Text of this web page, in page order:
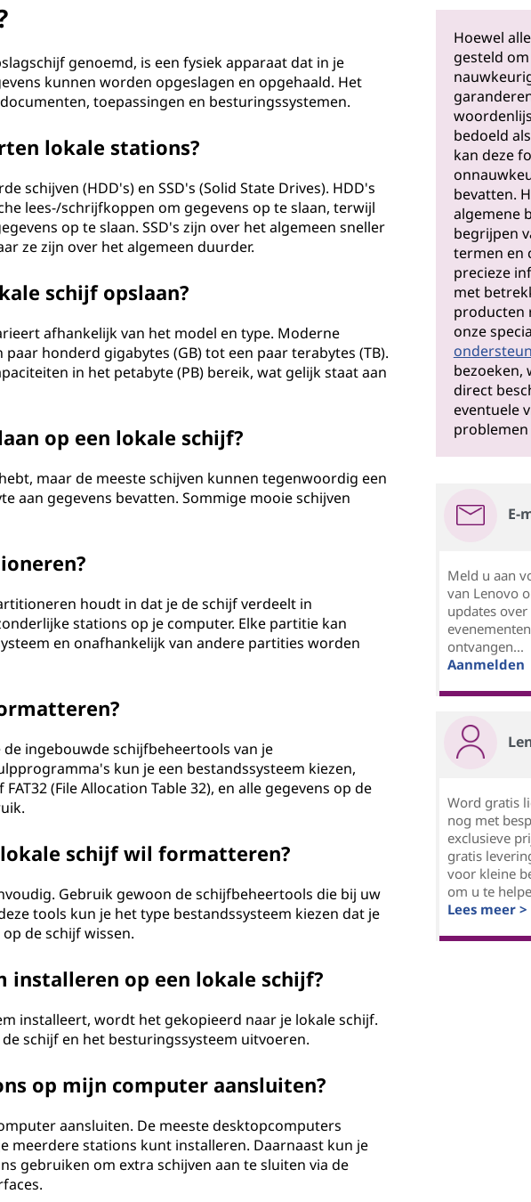
genoemd, is een fysiek apparaat dat in je
kunnen worden opgeslagen en opgehaald. Het
toepassingen en besturingssystemen.
lokale stations?
schijven (HDD's) en SSD's (Solid State Drives). HDD's
lees-/schrijfkoppen om gegevens op te slaan, terwijl
op te slaan. SSD's zijn over het algemeen sneller
ze zijn over het algemeen duurder.
schijf opslaan?
afhankelijk van het model en type. Moderne
honderd gigabytes (GB) tot een paar terabytes (TB).
in het petabyte (PB) bereik, wat gelijk staat aan
op een lokale schijf?
maar de meeste schijven kunnen tegenwoordig een
aan gegevens bevatten. Sommige mooie schijven
houdt in dat je de schijf verdeelt in
stations op je computer. Elke partitie kan
en onafhankelijk van andere partities worden
ingebouwde schijfbeheertools van je
kun je een bestandssysteem kiezen,
(File Allocation Table 32), en alle gegevens op de
schijf wil formatteren?
Gebruik gewoon de schijfbeheertools die bij uw
tools kun je het type bestandssysteem kiezen dat je
de schijf wissen.
installeren op een lokale schijf?
installeert, wordt het gekopieerd naar je lokale schijf.
schijf en het besturingssysteem uitvoeren.
op mijn computer aansluiten?
aansluiten. De meeste desktopcomputers
meerdere stations kunt installeren. Daarnaast kun je
gebruiken om extra schijven aan te sluiten via de
Hoewel
gesteld
bedoeld
kan deze
bevatten.
algemene
begrijpen
termen en
precieze
met
producten
onze
bezoeken,
direct
eventuele
E-
Meld u aan
van Lenovo
updates
ontvangen...
Aanmelden
Word gratis
nog met
exclusieve
gratis
voor kleine
om u te
Lees meer >